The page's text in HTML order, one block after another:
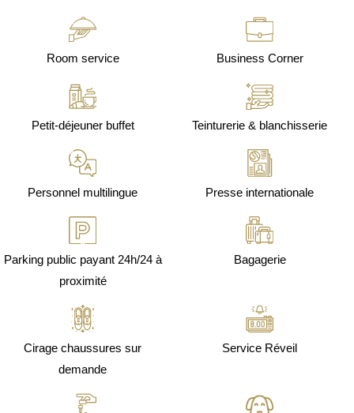
Room service Business Corner
Petit-déjeuner buffet Teinturerie & blanchisserie
Personnel multilingue Presse internationale
Parking public payant 24h/24 à
proximité
Bagagerie
Cirage chaussures sur
demande
Service Réveil